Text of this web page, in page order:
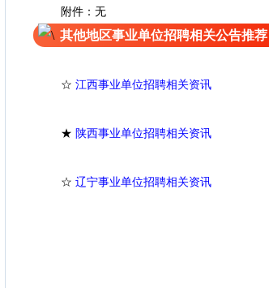
附件：无
其他地区事业单位招聘相关公告推荐
☆ 江西事业单位招聘相关资讯
★ 陕西事业单位招聘相关资讯
☆ 辽宁事业单位招聘相关资讯